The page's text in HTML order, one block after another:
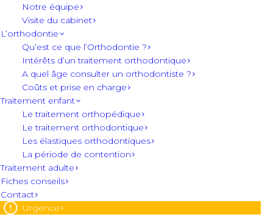
Notre équipe
Visite du cabinet
L’orthodontie
Qu’est ce que l’Orthodontie ?
Intérêts d’un traitement orthodontique
A quel âge consulter un orthodontiste ?
Coûts et prise en charge
Traitement enfant
Le traitement orthopédique
Le traitement orthodontique
Les élastiques orthodontiques
La période de contention
Traitement adulte
Fiches conseils
Contact
Urgence
Utilisation des
brossettes
interdentaires
avec les bagues
orthodontiques